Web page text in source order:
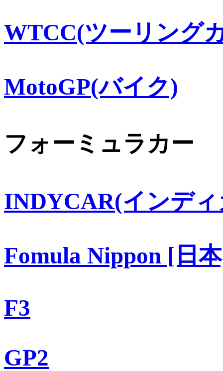
WTCC(ツーリング
MotoGP(バイク)
フォーミュラカー
INDYCAR(インデ
Fomula Nippon [日
F3
GP2